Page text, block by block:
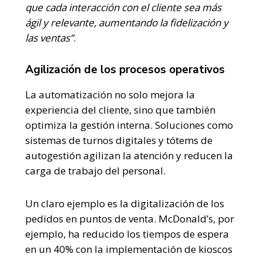
que cada interacción con el cliente sea más
ágil y relevante, aumentando la fidelización y
las ventas”.
Agilización de los procesos operativos
La automatización no solo mejora la
experiencia del cliente, sino que también
optimiza la gestión interna. Soluciones como
sistemas de turnos digitales y tótems de
autogestión agilizan la atención y reducen la
carga de trabajo del personal.
Un claro ejemplo es la digitalización de los
pedidos en puntos de venta. McDonald’s, por
ejemplo, ha reducido los tiempos de espera
en un 40% con la implementación de kioscos